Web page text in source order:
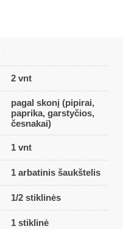
2 vnt
pagal skonį (pipirai,
paprika, garstyčios,
česnakai)
1 vnt
1 arbatinis šaukštelis
1/2 stiklinės
1 stiklinė